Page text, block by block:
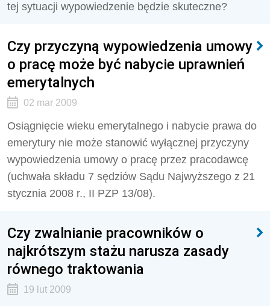
tej sytuacji wypowiedzenie będzie skuteczne?
Czy przyczyną wypowiedzenia umowy
o pracę może być nabycie uprawnień
emerytalnych
02 mar 2009
Osiągnięcie wieku emerytalnego i nabycie prawa do
emerytury nie może stanowić wyłącznej przyczyny
wypowiedzenia umowy o pracę przez pracodawcę
(uchwała składu 7 sędziów Sądu Najwyższego z 21
stycznia 2008 r., II PZP 13/08).
Czy zwalnianie pracowników o
najkrótszym stażu narusza zasady
równego traktowania
19 lut 2009